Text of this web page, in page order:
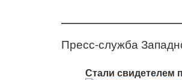
Пресс-служба
Стали свидетелем